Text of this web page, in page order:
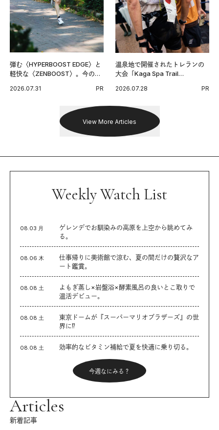
弾む〈HYPERBOOST EDGE〉と
軽快な〈ZENBOOST〉。今の時
出した新機軸。
2026.07.31 PR
温泉地で開催されたトレランの
大会「Kaga Spa Trail
戦を夢見るランナーたちの奮闘
2026.07.28 PR
View More Articles
Weekly Watch List
08.03 月
ゲレンデでお馴染みの高原を上空から眺めてみ
る。
08.06 木
仕事帰りに美術館で涼む、夏の間だけの贅沢なア
ート鑑賞。
08.08 土
よもぎ蒸し×岩盤浴×酵素風呂の良いとこ取りで
温活デビュー。
08.08 土
東京ドームが『スーパーマリオブラザーズ』の世
界に⁉︎
08.08 土 効率的なビタミン補給で夏を快適に乗り切る。
今週なにみる？
Articles
新着記事